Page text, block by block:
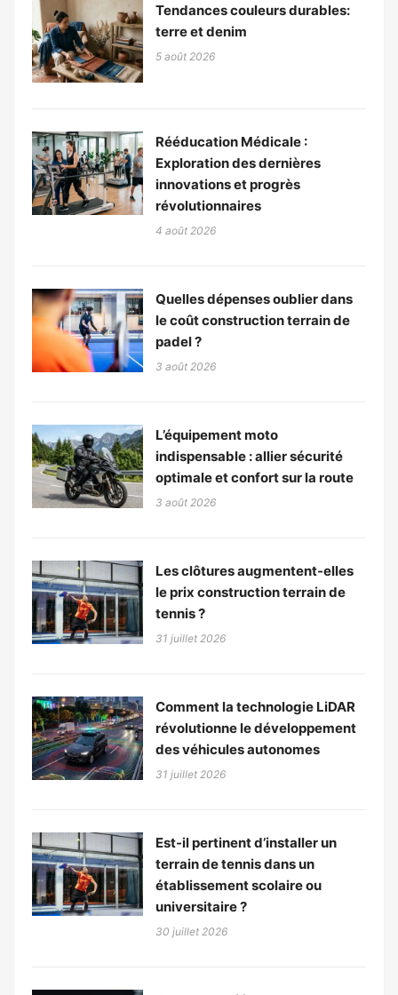
Tendances couleurs durables:
terre et denim
5 août 2026
Rééducation Médicale :
Exploration des dernières
innovations et progrès
révolutionnaires
4 août 2026
Quelles dépenses oublier dans
le coût construction terrain de
padel ?
3 août 2026
L’équipement moto
indispensable : allier sécurité
optimale et confort sur la route
3 août 2026
Les clôtures augmentent-elles
le prix construction terrain de
tennis ?
31 juillet 2026
Comment la technologie LiDAR
révolutionne le développement
des véhicules autonomes
31 juillet 2026
Est-il pertinent d’installer un
terrain de tennis dans un
établissement scolaire ou
universitaire ?
30 juillet 2026